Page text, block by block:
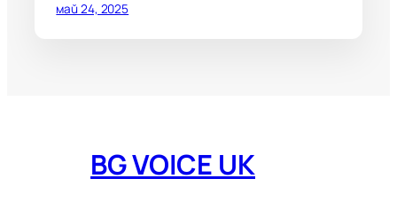
май 24, 2025
BG VOICE UK